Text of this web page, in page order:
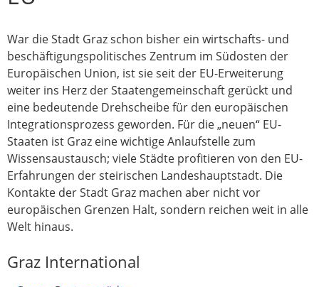
War die Stadt Graz schon bisher ein wirtschafts- und
beschäftigungspolitisches Zentrum im Südosten der
Europäischen Union, ist sie seit der EU-Erweiterung
weiter ins Herz der Staatengemeinschaft gerückt und
eine bedeutende Drehscheibe für den europäischen
Integrationsprozess geworden. Für die „neuen“ EU-
Staaten ist Graz eine wichtige Anlaufstelle zum
Wissensaustausch; viele Städte profitieren von den EU-
Erfahrungen der steirischen Landeshauptstadt. Die
Kontakte der Stadt Graz machen aber nicht vor
europäischen Grenzen Halt, sondern reichen weit in alle
Welt hinaus.
Graz International